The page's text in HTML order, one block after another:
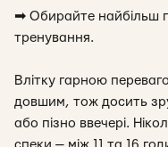
➡ Обирайте найбільш
тренування.
Влітку гарною
довшим, тож досить
або пізно ввечері.